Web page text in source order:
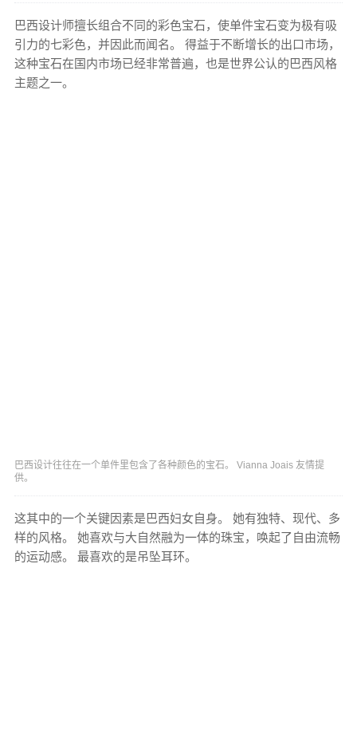
巴西设计师擅长组合不同的彩色宝石，使单件宝石变为极有吸
引力的七彩色，并因此而闻名。 得益于不断增长的出口市场，
这种宝石在国内市场已经非常普遍，也是世界公认的巴西风格
主题之一。
巴西设计往往在一个单件里包含了各种颜色的宝石。 Vianna Joais 友情提
供。
这其中的一个关键因素是巴西妇女自身。 她有独特、现代、多
样的风格。 她喜欢与大自然融为一体的珠宝，唤起了自由流畅
的运动感。 最喜欢的是吊坠耳环。